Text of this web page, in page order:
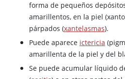
forma de pequeños
amarillentos, en la piel
párpados (xantelasmas).
Puede aparece ictericia
amarillenta de la piel y del
Se puede acumular líquido